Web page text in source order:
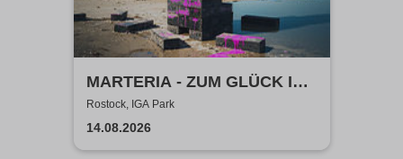
MARTERIA - ZUM GLÜCK IN
DIE ZUKUNFT TOUR 2026
Rostock, IGA Park
14.08.2026